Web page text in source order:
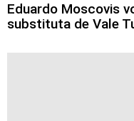
Eduardo Moscovis
substituta de Vale